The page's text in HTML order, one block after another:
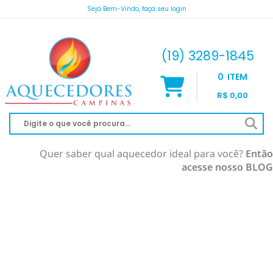
Seja Bem-Vindo, faça seu login
(19) 3289-1845
0 ITEM
R$ 0,00
Quer saber qual aquecedor ideal para você? Então
acesse nosso BLOG